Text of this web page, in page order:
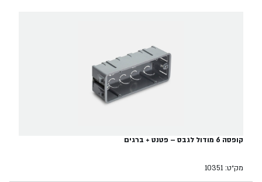
קופסה 6 מודול לגבס – פטנט + ברגים
מק״ט: 10351